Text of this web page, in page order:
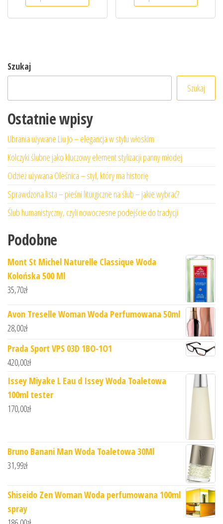
Szukaj
Szukaj
Ostatnie wpisy
Ubrania używane Liu Jo – elegancja w stylu włoskim
Kolczyki ślubne jako kluczowy element stylizacji panny młodej
Odzież używana Oleśnica – styl, który ma historię
Sprawdzona lista – pieśni liturgiczne na ślub – jakie wybrać?
Ślub humanistyczny, czyli nowoczesne podejście do tradycji
Podobne
Mont St Michel Naturelle Classique Woda
Kolońska 500 Ml
35,70zł
Avon Treselle Woman Woda Perfumowana 50ml
28,00zł
Prada Sport VPS 03D 1BO-1O1
420,00zł
Issey Miyake L Eau d Issey Woda Toaletowa
100ml tester
170,00zł
Bruno Banani Man Woda Toaletowa 30Ml
31,99zł
Shiseido Zen Woman Woda perfumowana 100ml
spray